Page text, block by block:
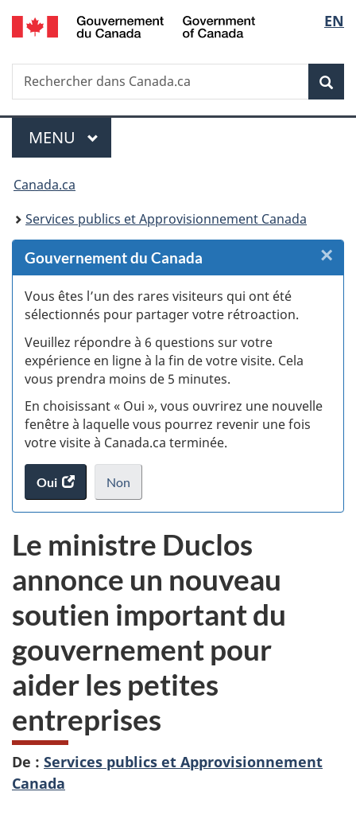
Passer
au
des
Passer
au
principal
Passer
à
Au
du
Passer
à
version
simplifiée
de
la
EN
Recherche
Rechercher
dans
Menu
MENU PRINCIPAL
Vous
êtes
ici :
Canada.ca
Services publics et Approvisionnement Canada
Gouvernement du Canada
Vous êtes l’un des rares visiteurs qui ont été
sélectionnés pour partager votre rétroaction.
Veuillez répondre à 6 questions sur votre
expérience en ligne à la fin de votre visite. Cela
vous prendra moins de 5 minutes.
En choisissant « Oui », vous ouvrirez une nouvelle
fenêtre à laquelle vous pourrez revenir une fois
votre visite à Canada.ca terminée.
Oui
accéder
au
Non
je
veux
pas
participer
au
sondage
du
site
web,
.
×
Le ministre Duclos
annonce un nouveau
soutien important du
gouvernement pour
aider les petites
entreprises
De : Services publics et Approvisionnement
Canada